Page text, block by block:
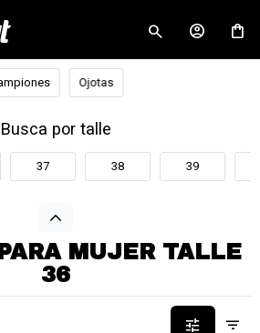
Ojotas
Busca por talle
37 38 39
MUJER TALLE
36